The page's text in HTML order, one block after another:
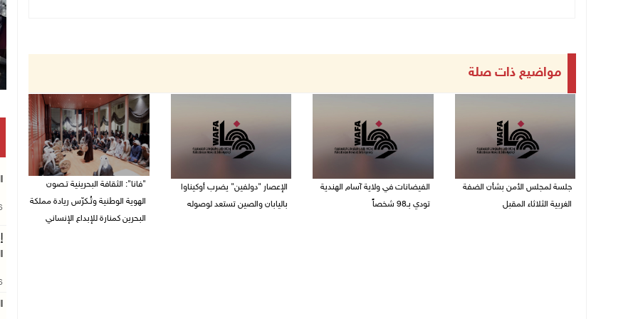
مواضيع ذات صلة
جلسة لمجلس الأمن بشأن الضفة
الغربية الثلاثاء المقبل
الفيضانات في ولاية آسام الهندية
تودي بـ98 شخصاً
الإعصار "دولفين" يضرب أوكيناوا
باليابان والصين تستعد لوصوله
"فانا": الثقافة البحرينية تـصون
الهوية الوطنية وتُـكرّس ريادة مملكة
البحرين كمنارة للإبداع الإنساني